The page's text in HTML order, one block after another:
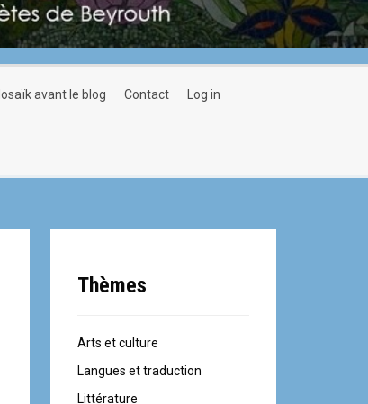
mosaïk avant le blog contact log in
Thèmes
Arts et culture
Langues et traduction
Littérature